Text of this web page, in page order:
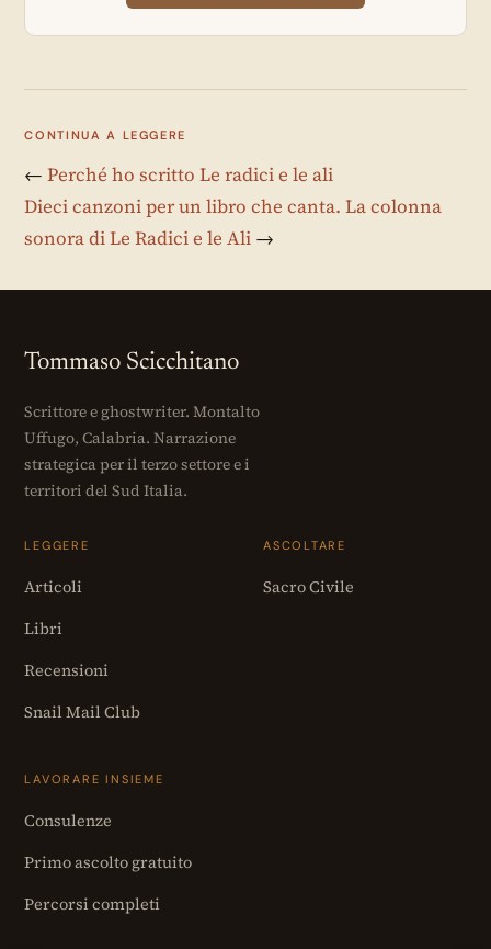
CONTINUA A LEGGERE
←Perché ho scritto Le radici e le ali
Dieci canzoni per un libro che canta. La colonna
sonora di Le Radici e le Ali →
Tommaso Scicchitano
Scrittore e ghostwriter. Montalto
Uffugo, Calabria. Narrazione
strategica per il terzo settore e i
territori del Sud Italia.
LEGGERE
Articoli
Libri
Recensioni
Snail Mail Club
ASCOLTARE
Sacro Civile
LAVORARE INSIEME
Consulenze
Primo ascolto gratuito
Percorsi completi